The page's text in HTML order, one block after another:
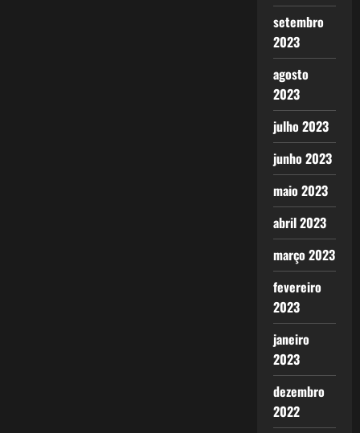
setembro
2023
agosto
2023
julho 2023
junho 2023
maio 2023
abril 2023
março 2023
fevereiro
2023
janeiro
2023
dezembro
2022